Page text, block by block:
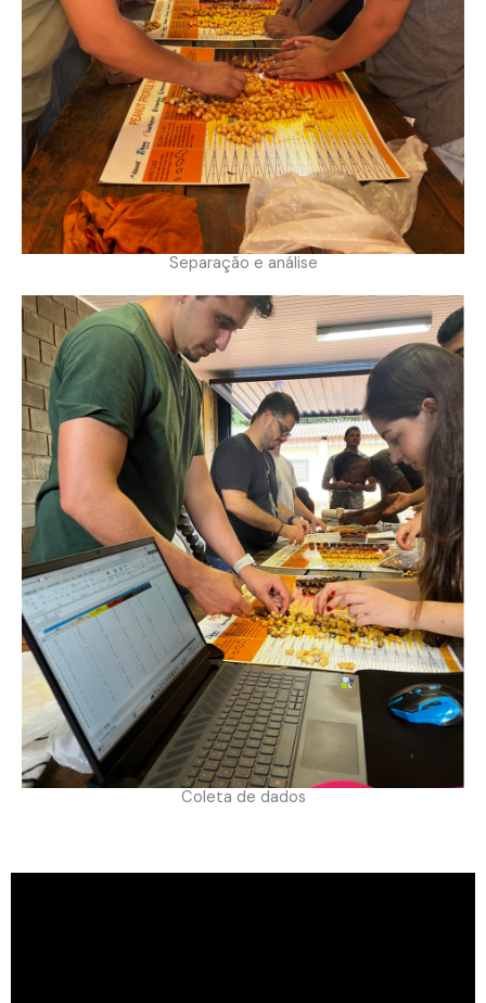
Separação e análise
Coleta de dados